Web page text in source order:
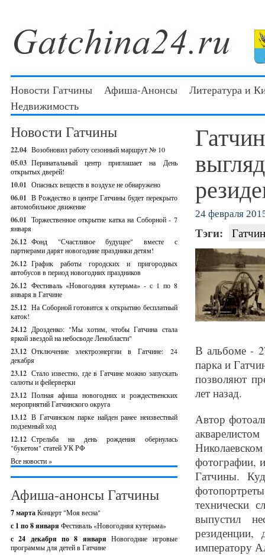
Новости Гатчины Афиша-Анонсы
Литература и
Недвижимость
Новости Гатчины
22.04 Возобновил работу сезонный маршрут № 10
05.03 Перинатальный центр приглашает на День
открытых дверей!
10.01 Опасных веществ в воздухе не обнаружено
06.01 В Рождество в центре Гатчины будет перекрыто
автомобильное движение
06.01 Торжественное открытие катка на Соборной - 7
января
26.12 Фонд "Счастливое будущее" вместе с
партнерами дарят новогодние праздники детям!
26.12 График работы городских и пригородных
автобусов в период новогодних праздников
26.12 Фестиваль «Новогодняя кутерьма» - с 1 по 8
января в Гатчине
25.12 На Соборной готовится к открытию бесплатный
каток!
24.12 Дрозденко: "Мы хотим, чтобы Гатчина стала
яркой звездой на небосводе Ленобласти"
23.12 Отключение электроэнергии в Гатчине: 24
декабря
23.12 Стало известно, где в Гатчине можно запускать
салюты и фейерверки
23.12 Полная афиша новогодних и рождественских
мероприятий Гатчинского округа
13.12 В Гатчинском парке найден ранее неизвестный
подземный ход
12.12 Стрельба на день рождения обернулась
"букетом" статей УК РФ
Все новости »
Афиша-анонсы Гатчины
7 мартаКонцерт "Моя весна"
с 1 по 8 января Фестиваль «Новогодняя кутерьма»
с 24 декабря по 8 январяНовогодние игровые
программы для детей в Гатчине
24 февраля
Тэги:
В альбоме -
парка и
позволяют
лет назад.
Автор
фотографии,
Гатчины.
технически
выпустил
императору